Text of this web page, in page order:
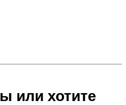
или хотите